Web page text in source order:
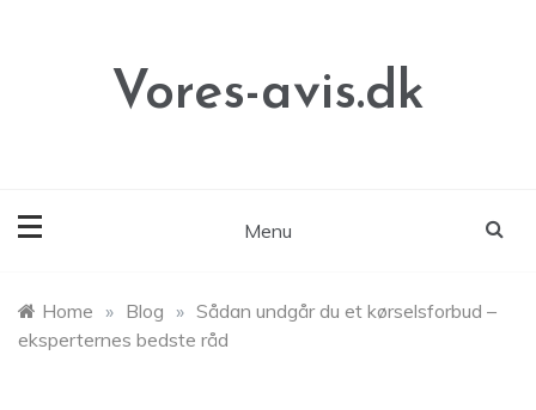
Vores-avis.dk
Menu
Home » Blog » Sådan undgår du et kørselsforbud –
eksperternes bedste råd